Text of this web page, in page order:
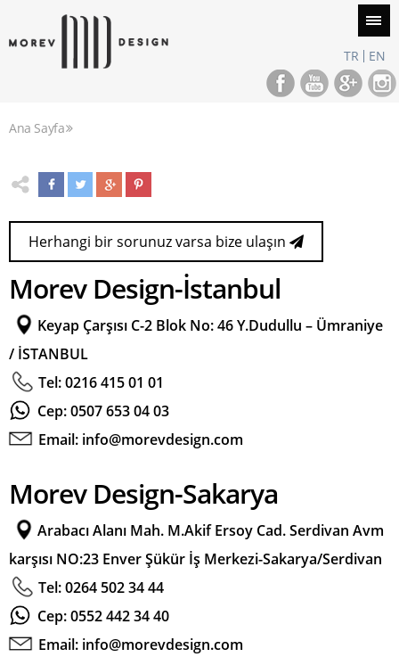
TR EN
Ana Sayfa
Herhangi bir sorunuz varsa bize ulaşın
Morev Design-İstanbul
Keyap Çarşısı C-2 Blok No: 46 Y.Dudullu – Ümraniye
/ İSTANBUL
Tel: 0216 415 01 01
Cep: 0507 653 04 03
Email: info@morevdesign.com
Morev Design-Sakarya
Arabacı Alanı Mah. M.Akif Ersoy Cad. Serdivan Avm
karşısı NO:23 Enver Şükür İş Merkezi-Sakarya/Serdivan
Tel: 0264 502 34 44
Cep: 0552 442 34 40
Email: info@morevdesign.com